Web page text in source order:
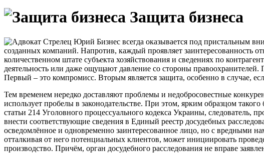
Защита бизнеса
Бизнес всегда оказывается под пристальным
созданных компаний. Напротив, каждый проявляет заинтересованность
количественном штате субъекта хозяйствования и сведениях по
деятельность или даже ощущают давление со стороны
Первый – это компромисс. Вторым является защита, особенно в случае,
Тем временем нередко доставляют проблемы и недобросовестные
использует пробелы в законодательстве. При этом, ярким образцом
статьи 214 Уголовного процессуального кодекса Украины, следователь,
внести соответствующие сведения в Единый реестр досудебных
осведомлённое и одновременно заинтересованное лицо, но с вредными
отталкивая от него потенциальных клиентов, может инициировать
производство. Причём, орган досудебного расследования не вправе